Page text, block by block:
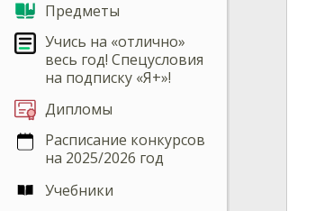
Предметы
Учись на «отлично»
весь год! Спецусловия
на подписку «Я+»!
Дипломы
Расписание конкурсов
на 2025/2026 год
Учебники